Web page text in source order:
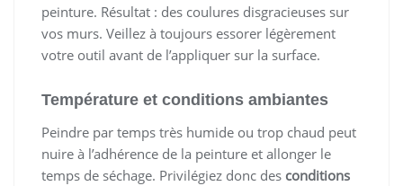
peinture. Résultat : des coulures disgracieuses sur
vos murs. Veillez à toujours essorer légèrement
votre outil avant de l’appliquer sur la surface.
Température et conditions ambiantes
Peindre par temps très humide ou trop chaud peut
nuire à l’adhérence de la peinture et allonger le
temps de séchage. Privilégiez donc des conditions